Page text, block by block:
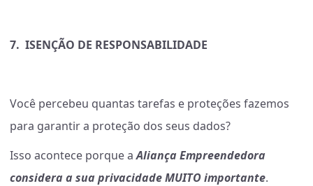
7. ISENÇÃO DE RESPONSABILIDADE
Você percebeu quantas tarefas e proteções fazemos
para garantir a proteção dos seus dados?
Isso acontece porque a Aliança Empreendedora
considera a sua privacidade MUITO importante.